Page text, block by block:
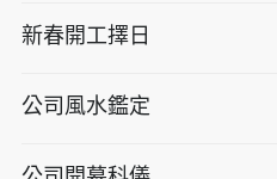
新春開工擇日
公司風水鑑定